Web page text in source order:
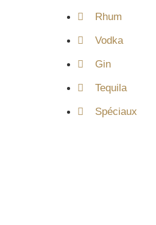
Rhum
Vodka
Gin
Tequila
Spéciaux